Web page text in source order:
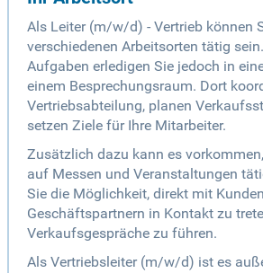
Als Leiter (m/w/d) - Vertrieb können
verschiedenen Arbeitsorten tätig
Aufgaben erledigen Sie jedoch in
einem Besprechungsraum. Dort
Vertriebsabteilung, planen
setzen Ziele für Ihre Mitarbeiter.
Zusätzlich dazu kann es
auf Messen und Veranstaltungen
Sie die Möglichkeit, direkt mit
Geschäftspartnern in Kontakt zu
Verkaufsgespräche zu führen.
Als Vertriebsleiter (m/w/d) ist es